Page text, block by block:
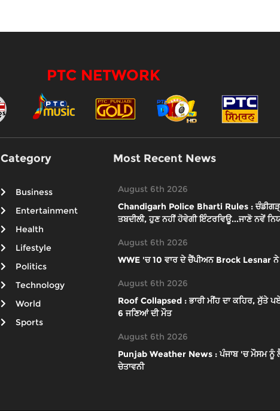
PTC NETWORK
Category
Business
Entertainment
Health
Lifestyle
Politics
Technology
World
Sports
Most Recent News
August 6th 2026
Chandigarh Police Bharti Rules :
ਤਬਦੀਲੀ, ਹੁਣ ਨਹੀਂ ਹੋਵੇਗੀ ਇੰਟਰਵਿਊ...ਜਾਣੋ ਨਵੇਂ
August 6th 2026
WWE 'ਚ 10 ਵਾਰ ਦੇ ਚੈਂਪੀਅਨ Brock
August 6th 2026
Roof Collapsed : ਭਾਰੀ ਮੀਂਹ ਦਾ ਕਹਿਰ, ਸੁੱਤੇ
6 ਜਣਿਆਂ ਦੀ ਮੌਤ
August 6th 2026
Punjab Weather News : ਪੰਜਾਬ 'ਚ ਮੌਸਮ ਨੂੰ
ਚੇਤਾਵਨੀ